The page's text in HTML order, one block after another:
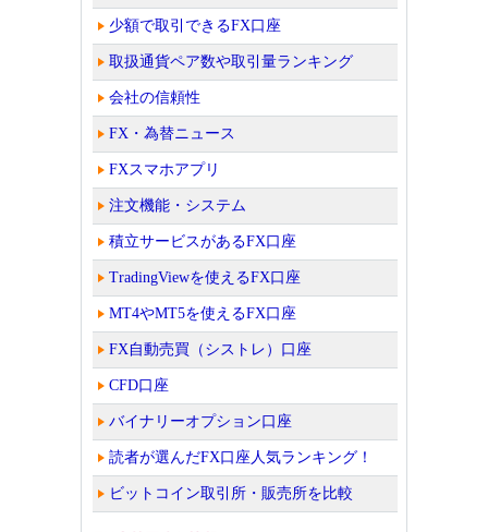
少額で取引できるFX口座
取扱通貨ペア数や取引量ランキング
会社の信頼性
FX・為替ニュース
FXスマホアプリ
注文機能・システム
積立サービスがあるFX口座
TradingViewを使えるFX口座
MT4やMT5を使えるFX口座
FX自動売買（シストレ）口座
CFD口座
バイナリーオプション口座
読者が選んだFX口座人気ランキング！
ビットコイン取引所・販売所を比較